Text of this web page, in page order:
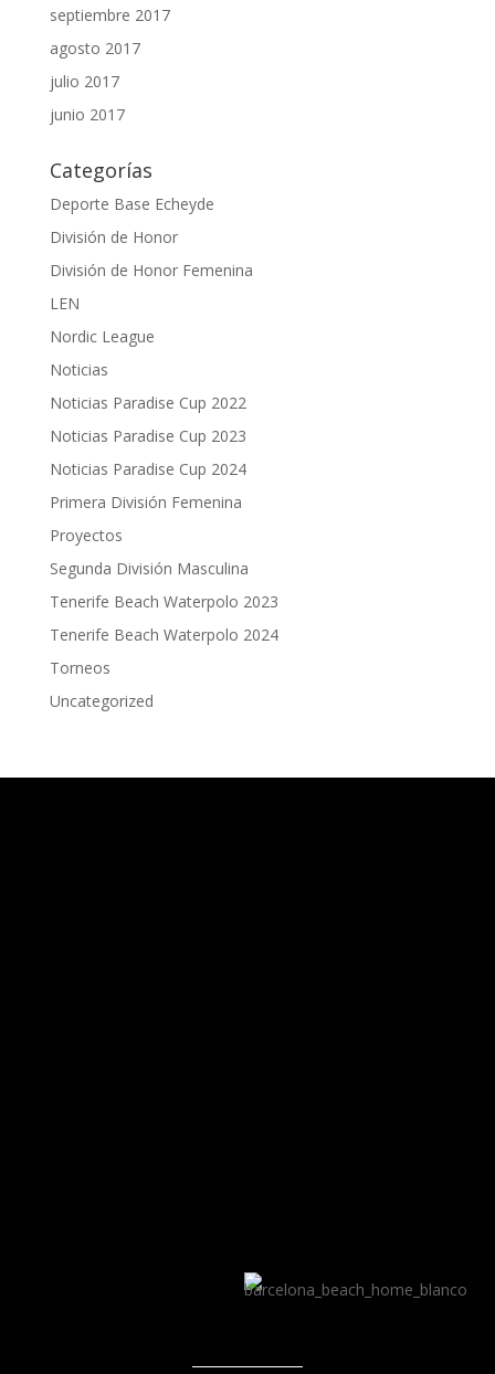
septiembre 2017
agosto 2017
julio 2017
junio 2017
Categorías
Deporte Base Echeyde
División de Honor
División de Honor Femenina
LEN
Nordic League
Noticias
Noticias Paradise Cup 2022
Noticias Paradise Cup 2023
Noticias Paradise Cup 2024
Primera División Femenina
Proyectos
Segunda División Masculina
Tenerife Beach Waterpolo 2023
Tenerife Beach Waterpolo 2024
Torneos
Uncategorized